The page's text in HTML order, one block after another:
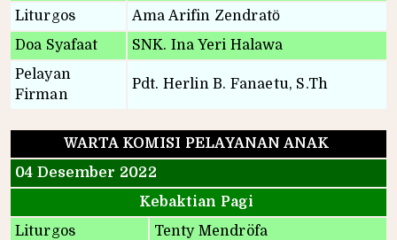
Liturgos
Ama Arifin Zendratӧ
Doa Syafaat
SNK. Ina Yeri Halawa
Pelayan
Firman
Pdt. Herlin B. Fanaetu, S.Th
WARTA KOMISI PELAYANAN ANAK
04 Desember 2022
Kebaktian Pagi
Liturgos
Tenty Mendröfa